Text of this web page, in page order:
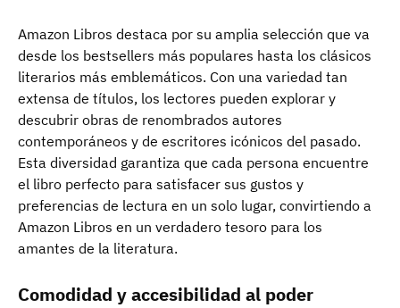
Amazon Libros destaca por su amplia selección que va
desde los bestsellers más populares hasta los clásicos
literarios más emblemáticos. Con una variedad tan
extensa de títulos, los lectores pueden explorar y
descubrir obras de renombrados autores
contemporáneos y de escritores icónicos del pasado.
Esta diversidad garantiza que cada persona encuentre
el libro perfecto para satisfacer sus gustos y
preferencias de lectura en un solo lugar, convirtiendo a
Amazon Libros en un verdadero tesoro para los
amantes de la literatura.
Comodidad y accesibilidad al poder